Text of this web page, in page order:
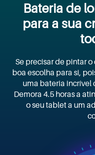
Bateria de
para a sua
Se precisar de pintar
boa escolha para si,
uma bateria incrível
Demora 4.5 horas a
o seu tablet a um